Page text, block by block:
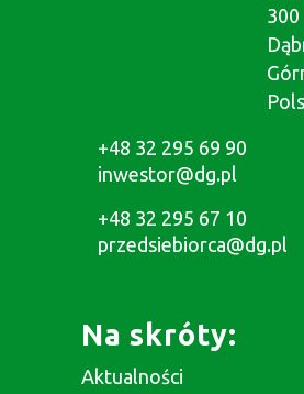
300
+48 32 295 69 90
inwestor@dg.pl
+48 32 295 67 10
przedsiebiorca@dg.pl
Na skróty:
Aktualności